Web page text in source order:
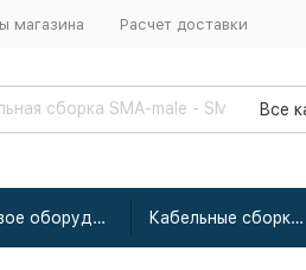
магазина Расчет доставки
Все
Сетевое оборудование Кабельные сборки радиочастотные